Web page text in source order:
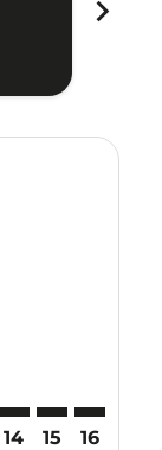
chevron_right
14 15 16